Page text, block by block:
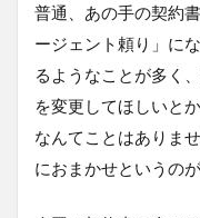
普通、あの手の契約
ージェント頼り」に
るようなことが多く
を変更してほしいと
なんてことはありま
におまかせというの